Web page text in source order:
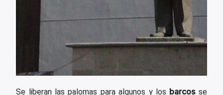
Se liberan las palomas para algunos y los barcosse